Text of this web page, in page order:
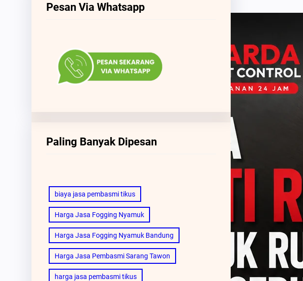
Pesan Via Whatsapp
Paling Banyak Dipesan
biaya jasa pembasmi tikus
Harga Jasa Fogging Nyamuk
Harga Jasa Fogging Nyamuk Bandung
Harga Jasa Pembasmi Sarang Tawon
harga jasa pembasmi tikus